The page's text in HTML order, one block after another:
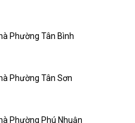
Phường Tân Bình
Phường Tân Sơn
Phường Phú Nhuận